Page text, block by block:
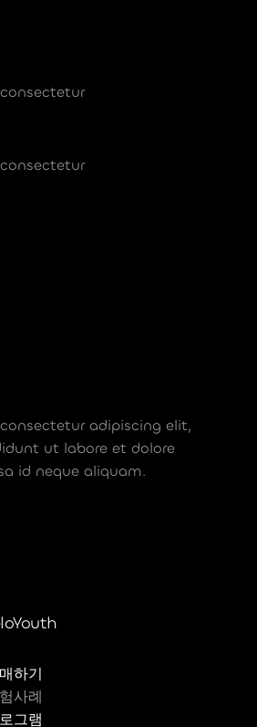
adipiscing elit,
ut labore et dolore
id neque aliquam.
하기
사례
그램